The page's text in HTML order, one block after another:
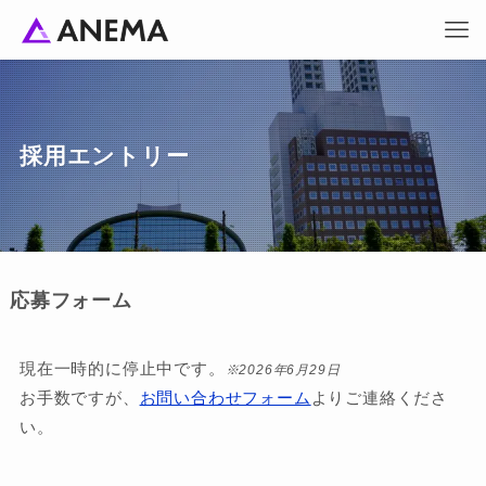
採用エントリー
応募フォーム
現在一時的に停止中です。 ※2026年6月29日
お手数ですが、 お問い合わせフォーム よりご連絡くださ
い。